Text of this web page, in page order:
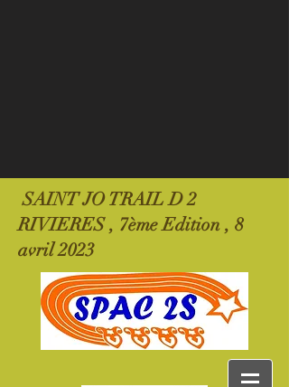
SAINT JO TRAIL D 2
RIVIERES , 7ème Edition , 8
avril 2023